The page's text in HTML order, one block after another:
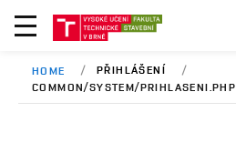
HOME
PŘIHLÁŠENÍ
COMMON/SYSTEM/PRIHLASENI.PHP